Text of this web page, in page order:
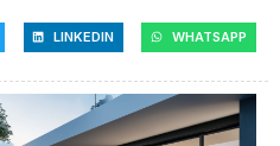
LINKEDIN WHATSAPP